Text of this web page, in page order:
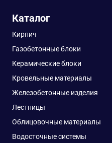
Каталог
Кирпич
Газобетонные блоки
Керамические блоки
Кровельные материалы
Железобетонные изделия
Лестницы
Облицовочные материалы
Водосточные системы